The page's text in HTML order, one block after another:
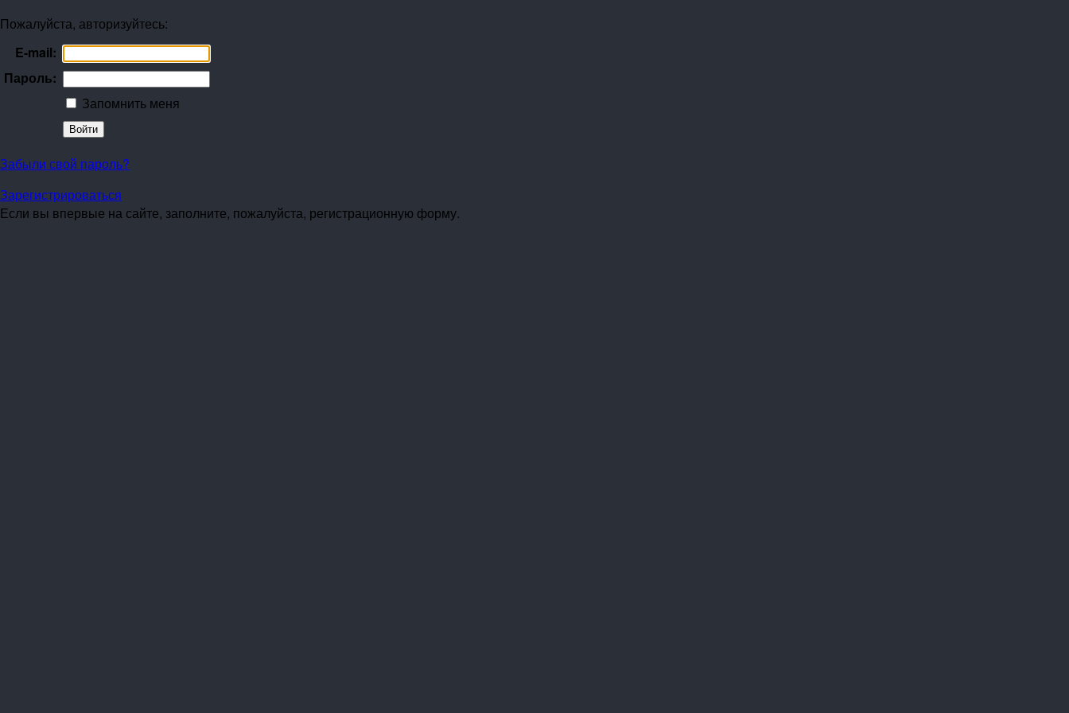
Пожалуйста, авторизуйтесь:
E-mail:
Пароль:
Запомнить меня
Забыли свой пароль?
Зарегистрироваться
Если вы впервые на сайте, заполните, пожалуйста, регистрационную форму.